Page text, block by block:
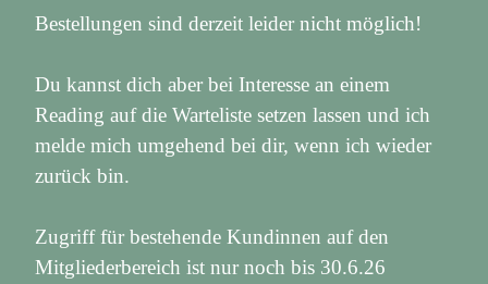
Bestellungen sind derzeit leider nicht möglich!
Du kannst dich aber bei Interesse an einem
Reading auf die Warteliste setzen lassen und ich
melde mich umgehend bei dir, wenn ich wieder
zurück bin.
Zugriff für bestehende Kundinnen auf den
Mitgliederbereich ist nur noch bis 30.6.26